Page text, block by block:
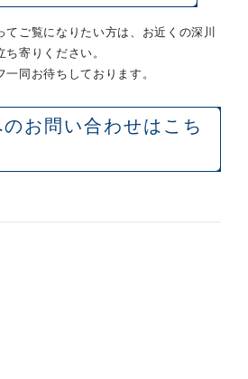
ご覧になりたい方は、お近くの深川
寄りください。
同お待ちしております。
お問い合わせはこち